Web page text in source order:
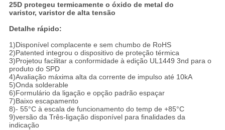
25D protegeu termicamente o óxido de metal do
varistor, varistor de alta tensão
Detalhe rápido:
1)Disponível complacente e sem chumbo de RoHS
2)Patented integrou o dispositivo de proteção térmica
3)Projetou facilitar a conformidade à edição UL1449 3nd para o
produto do SPD
4)Avaliação máxima alta da corrente de impulso até 10kA
5)Onda solderable
6)Formulário da ligação e opção padrão espaçar
7)Baixo escapamento
8)- 55°C à escala de funcionamento do temp de +85°C
9)versão da Três-ligação disponível para finalidades da
indicação